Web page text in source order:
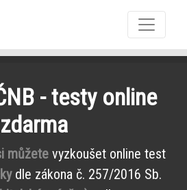
- testy online
zdarma
můžetevyzkoušet online test
dle zákona č. 257/2016 Sb.